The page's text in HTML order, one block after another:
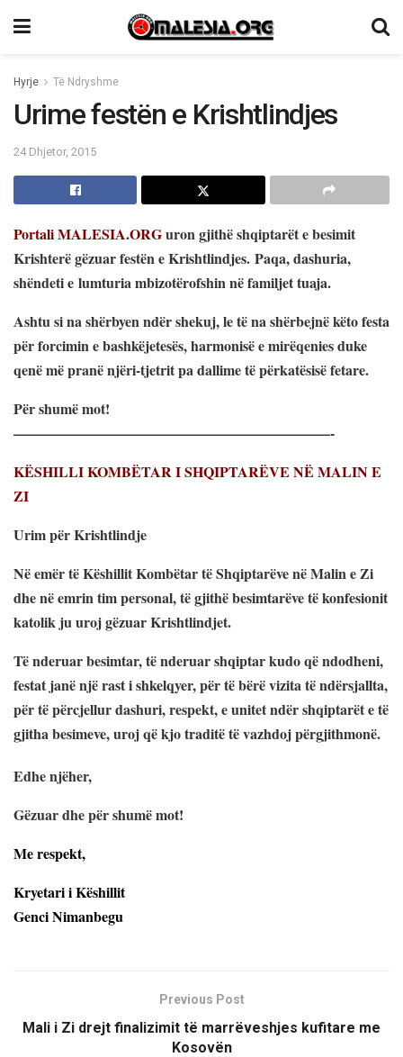
Hyrje Të Ndryshme
Urime festën e Krishtlindjes
24 Dhjetor, 2015
Portali MALESIA.ORGuron gjithë shqiptarët e besimit
Krishterë gëzuar festën e Krishtlindjes. Paqa, dashuria,
shëndeti e lumturia mbizotërofshin në familjet tuaja.
Ashtu si na shërbyen ndër shekuj, le të na shërbejnë këto festa
për forcimin e bashkëjetesës, harmonisë e mirëqenies duke
qenë më pranë njëri-tjetrit pa dallime të përkatësisë fetare.
Për shumë mot!
——————————————————————-
KËSHILLI KOMBËTAR I SHQIPTARËVE NË MALIN E
ZI
Urim për Krishtlindje
Në emër të Këshillit Kombëtar të Shqiptarëve në Malin e Zi
dhe në emrin tim personal, të gjithë besimtarëve të konfesionit
katolik ju uroj gëzuar Krishtlindjet.
Të nderuar besimtar, të nderuar shqiptar kudo që ndodheni,
festat janë një rast i shkelqyer, për të bërë vizita të ndërsjallta,
për të përcjellur dashuri, respekt, e unitet ndër shqiptarët e të
gjitha besimeve, uroj që kjo traditë të vazhdoj përgjithmonë.
Edhe njëher,
Gëzuar dhe për shumë mot!
Me respekt,
Kryetari i Këshillit
Genci Nimanbegu
Previous Post
Mali i Zi drejt finalizimit të marrëveshjes kufitare me
Kosovën